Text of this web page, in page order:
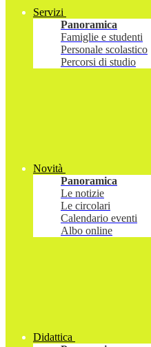
Servizi
Panoramica
Famiglie e studenti
Personale scolastico
Percorsi di studio
Novità
Panoramica
Le notizie
Le circolari
Calendario eventi
Albo online
Didattica